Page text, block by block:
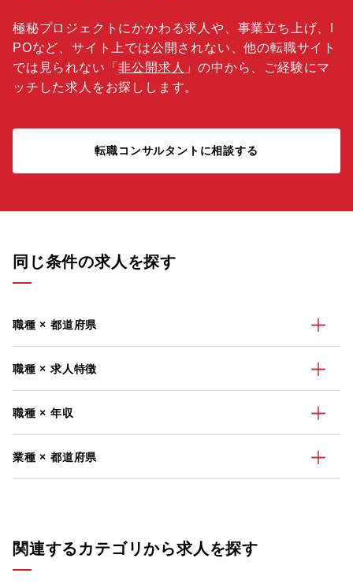
極秘プロジェクトにかかわる求人や、事業立ち上げ、I
POなど、サイト上では公開されない、他の転職サイト
では見られない「非公開求人 」の中から、ご経験にマ
ッチした求人をお探しします。
転職コンサルタントに相談する
同じ条件の求人を探す
職種 × 都道府県
職種 × 求人特徴
職種 × 年収
業種 × 都道府県
関連するカテゴリから求人を探す